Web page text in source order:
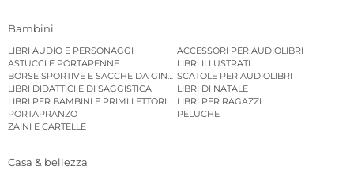
Bambini
LIBRI AUDIO E PERSONAGGI
ACCESSORI PER AUDIOLIBRI
ASTUCCI E PORTAPENNE
LIBRI ILLUSTRATI
BORSE SPORTIVE E SACCHE DA GINNASTICASCATOLE PER AUDIOLIBRI
LIBRI DIDATTICI E DI SAGGISTICA
LIBRI DI NATALE
LIBRI PER BAMBINI E PRIMI LETTORI
LIBRI PER RAGAZZI
PORTAPRANZO
PELUCHE
ZAINI E CARTELLE
Casa & bellezza